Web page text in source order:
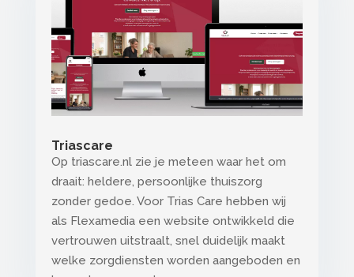
Triascare
Op triascare.nl zie je meteen waar het om
draait: heldere, persoonlijke thuiszorg
zonder gedoe. Voor Trias Care hebben wij
als Flexamedia een website ontwikkeld die
vertrouwen uitstraalt, snel duidelijk maakt
welke zorgdiensten worden aangeboden en